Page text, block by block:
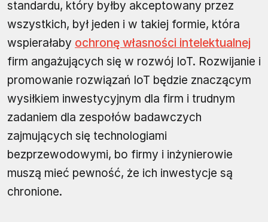
standardu, który byłby akceptowany przez
wszystkich, był jeden i w takiej formie, która
wspierałaby ochronę własności intelektualnej
firm angażujących się w rozwój IoT. Rozwijanie i
promowanie rozwiązań IoT będzie znaczącym
wysiłkiem inwestycyjnym dla firm i trudnym
zadaniem dla zespołów badawczych
zajmujących się technologiami
bezprzewodowymi, bo firmy i inżynierowie
muszą mieć pewność, że ich inwestycje są
chronione.